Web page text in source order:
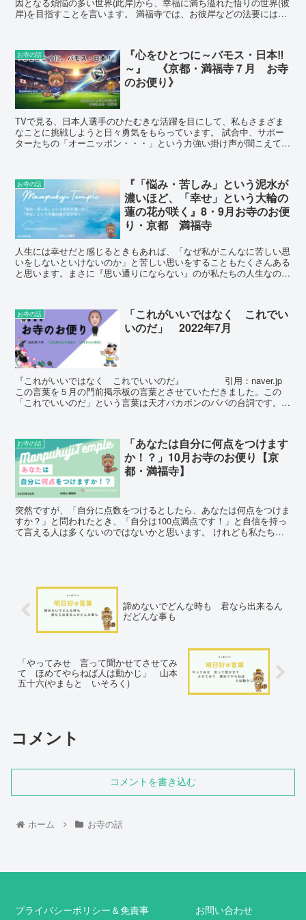
岸)を目指すことを言います。 満福寺では、お彼岸などの法要には、
経をあげてくださいます。 法要の中で私たちがお唱えするお経は、
「八万四千の法門」と呼ばれるほどの多くの種類があると言われてい
ます。
お寺の話
『心をひとつに～バモス・日本‼
～』 《京都・満福寺７月 お寺
のお便り》
TVで見る、日本人選手のひたむきな活躍を目にして、私もさまざま
なことに挑戦しようと日々勇気をもらっています。 試合中、サポー
ターたちの「オーニッポン・・・」という力強い掛け声が聞こえてく
お寺の話
『「悩み・苦しみ」という泥水が
濃いほど、「幸せ」という大輪の
蓮の花が咲く』8・9月お寺のお便
り・京都 満福寺
人生には幸せだと感じるときもあれば、「なぜ私がこんなに苦しい思
いをしないといけないのか」と苦しい思いをすることもたくさんある
と思います。まさに『思い通りにならない』のが私たちの人生なのか
具合もだいぶ回復してまいり、振り返ってみますと親との会話する時
間、多くの方のおかげ様に気付けたことなど、この怪我も何か意味が
あったのかもしれないと思えるようになりました。
お寺の話
「これがいいではなく これでい
いのだ」 2022年7月
『これがいいではなく これでいいのだ』 引用：naver.jp
この言葉を５月の門前掲示板の言葉とさせていただきました。この
「これでいいのだ」という言葉は天才バカボンのパパの台詞です。こ
お寺の話
「あなたは自分に何点をつけます
か！？」10月お寺のお便り【京
都・満福寺】
突然ですが、「自分に点数をつけるとしたら、あなたは何点をつけま
すか？」と問われたとき、「自分は100点満点です！」と自信を持っ
て言える人は多くないのではないかと思います。 けれども私たち
いのだ」と伝えられています。
諦めないでどんな時も 君なら出来るん
だどんな事も
「やってみせ 言って聞かせてさせてみ
て ほめてやらねば人は動かじ」 山本
五十六(やまもと いそろく)
コメント
コメントを書き込む
ホーム お寺の話
プライバシーポリシー＆免責事
お問い合わせ